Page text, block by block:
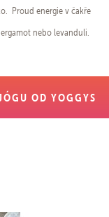
Proud energie v čakře
nebo levanduli.
OD YOGGYS